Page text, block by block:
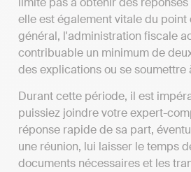
elle est également vitale du point
général, l'administration fiscale
contribuable un minimum de
des explications ou se soumettre
Durant cette période, il est
puissiez joindre votre expert-
réponse rapide de sa part,
une réunion, lui laisser le temps
documents nécessaires et les